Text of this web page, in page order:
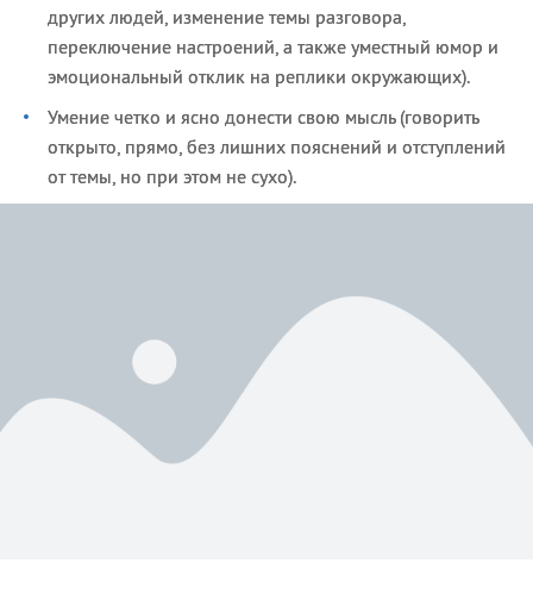
других людей, изменение темы разговора,
переключение настроений, а также уместный юмор и
эмоциональный отклик на реплики окружающих).
Умение четко и ясно донести свою мысль (говорить
открыто, прямо, без лишних пояснений и отступлений
от темы, но при этом не сухо).